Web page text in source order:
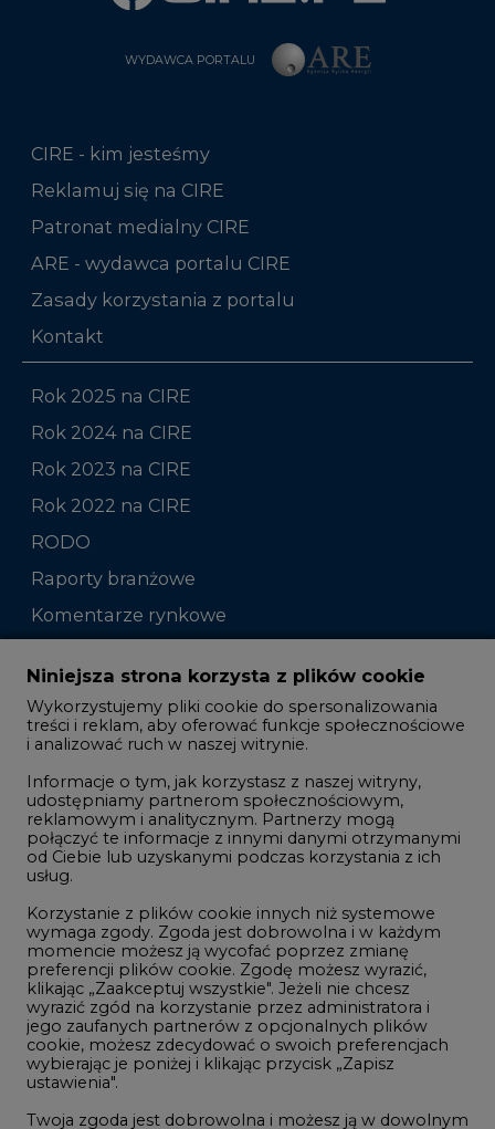
WYDAWCA PORTALU
CIRE - kim jesteśmy
Reklamuj się na CIRE
Patronat medialny CIRE
ARE - wydawca portalu CIRE
Zasady korzystania z portalu
Kontakt
Rok 2025 na CIRE
Rok 2024 na CIRE
Rok 2023 na CIRE
Rok 2022 na CIRE
RODO
Raporty branżowe
Komentarze rynkowe
Zmiany kadrowe na rynku
Studio CIRE
Rozmowy o energetyce
Gospodarka
Geopolityka
LTE450
Innowacje i AI
Telekomunikacja i IT
Handel emisjami CO2
Wodór
Górnictwo
Niniejsza strona korzysta z plików cookie
Wykorzystujemy pliki cookie do spersonalizowania
treści i reklam, aby oferować funkcje społecznościowe
i analizować ruch w naszej witrynie.
Informacje o tym, jak korzystasz z naszej witryny,
udostępniamy partnerom społecznościowym,
reklamowym i analitycznym. Partnerzy mogą
połączyć te informacje z innymi danymi otrzymanymi
od Ciebie lub uzyskanymi podczas korzystania z ich
usług.
Korzystanie z plików cookie innych niż systemowe
wymaga zgody. Zgoda jest dobrowolna i w każdym
momencie możesz ją wycofać poprzez zmianę
preferencji plików cookie. Zgodę możesz wyrazić,
klikając „Zaakceptuj wszystkie". Jeżeli nie chcesz
wyrazić zgód na korzystanie przez administratora i
jego zaufanych partnerów z opcjonalnych plików
cookie, możesz zdecydować o swoich preferencjach
wybierając je poniżej i klikając przycisk „Zapisz
ustawienia".
Twoja zgoda jest dobrowolna i możesz ją w dowolnym